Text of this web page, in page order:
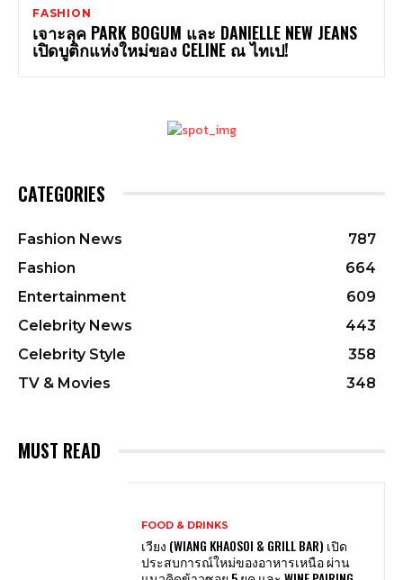
FASHION
เจาะลุค PARK BOGUM และ DANIELLE NEW JEANS
เปิดบูติกแห่งใหม่ของ CELINE ณ ไทเป!
CATEGORIES
Fashion News
787
Fashion
664
Entertainment
609
Celebrity News
443
Celebrity Style
358
TV & Movies
348
MUST READ
FOOD & DRINKS
เวียง (WIANG KHAOSOI & GRILL BAR) เปิด
ประสบการณ์ใหม่ของอาหารเหนือ ผ่าน